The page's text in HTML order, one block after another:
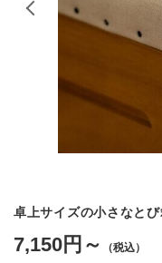
卓上サイズの小さなと
7,150円～